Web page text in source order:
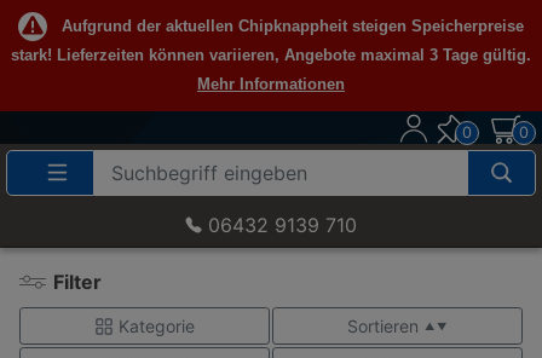
Aufgrund der aktuellen Chipknappheit steigen Speicherpreise
stark! Lieferzeiten können variieren, Angebote maximal 3 Tage gültig.
Mehr Informationen
Suche
Eingabefeld
0 0
06432 9139 710
Filter
Kategorie Sortieren ▲ ▼